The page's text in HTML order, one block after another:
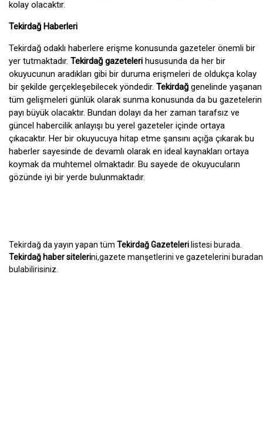
kolay olacaktır.
Tekirdağ Haberleri
Tekirdağ odaklı haberlere erişme konusunda gazeteler önemli bir
yer tutmaktadır. Tekirdağ gazeteleri hususunda da her bir
okuyucunun aradıkları gibi bir duruma erişmeleri de oldukça kolay
bir şekilde gerçekleşebilecek yöndedir. Tekirdağ genelinde yaşanan
tüm gelişmeleri günlük olarak sunma konusunda da bu gazetelerin
payı büyük olacaktır. Bundan dolayı da her zaman tarafsız ve
güncel habercilik anlayışı bu yerel gazeteler içinde ortaya
çıkacaktır. Her bir okuyucuya hitap etme şansını açığa çıkarak bu
haberler sayesinde de devamlı olarak en ideal kaynakları ortaya
koymak da muhtemel olmaktadır. Bu sayede de okuyucuların
gözünde iyi bir yerde bulunmaktadır.
Tekirdağ da yayın yapan tüm Tekirdağ Gazeteleri listesi burada.
Tekirdağ haber sitelerini,gazete manşetlerini ve gazetelerini buradan
bulabilirisiniz.